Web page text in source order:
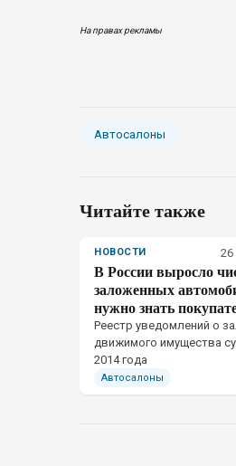
На правах рекламы
Автосалоны
Читайте также
НОВОСТИ 26
В России выросло
заложенных
нужно знать
Реестр уведомлений о
движимого имущества
2014 года
Автосалоны